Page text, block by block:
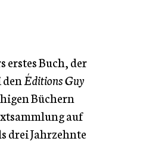
erstes Buch, der
den Éditions Guy
Büchern
auf
drei Jahrzehnte